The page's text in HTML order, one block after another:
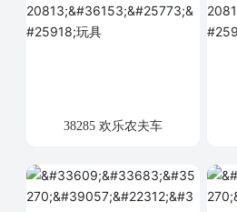
38285 欢乐农夫车